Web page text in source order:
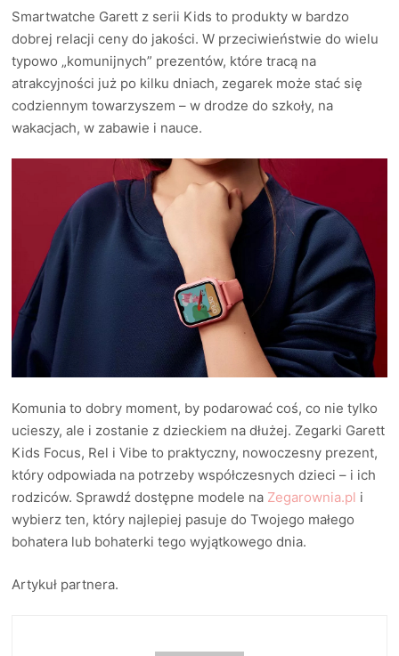
Smartwatche Garett z serii Kids to produkty w bardzo
dobrej relacji ceny do jakości. W przeciwieństwie do wielu
typowo „komunijnych” prezentów, które tracą na
atrakcyjności już po kilku dniach, zegarek może stać się
codziennym towarzyszem – w drodze do szkoły, na
wakacjach, w zabawie i nauce.
Komunia to dobry moment, by podarować coś, co nie tylko
ucieszy, ale i zostanie z dzieckiem na dłużej. Zegarki Garett
Kids Focus, Rel i Vibe to praktyczny, nowoczesny prezent,
który odpowiada na potrzeby współczesnych dzieci – i ich
rodziców. Sprawdź dostępne modele na Zegarownia.pl i
wybierz ten, który najlepiej pasuje do Twojego małego
bohatera lub bohaterki tego wyjątkowego dnia.
Artykuł partnera.